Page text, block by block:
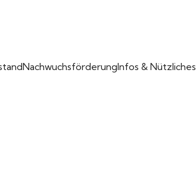
NachwuchsförderungInfos & Nützliches